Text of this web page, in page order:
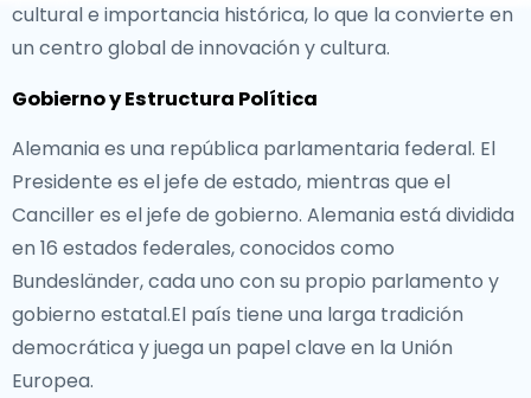
cultural e importancia histórica, lo que la convierte en
un centro global de innovación y cultura.
Gobierno y Estructura Política
Alemania es una república parlamentaria federal. El
Presidente es el jefe de estado, mientras que el
Canciller es el jefe de gobierno. Alemania está dividida
en 16 estados federales, conocidos como
Bundesländer, cada uno con su propio parlamento y
gobierno estatal.El país tiene una larga tradición
democrática y juega un papel clave en la Unión
Europea.